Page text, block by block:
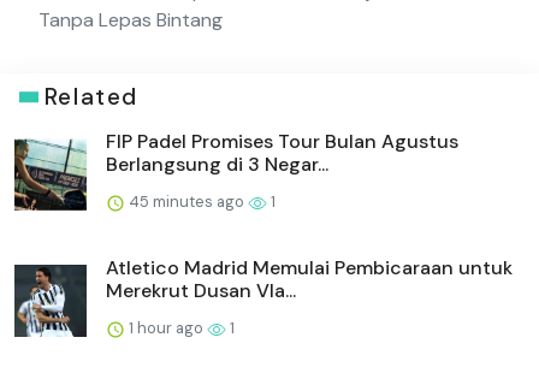
Tanpa Lepas Bintang
Related
FIP Padel Promises Tour Bulan Agustus
Berlangsung di 3 Negar...
45 minutes ago 1
Atletico Madrid Memulai Pembicaraan untuk
Merekrut Dusan Vla...
1 hour ago 1